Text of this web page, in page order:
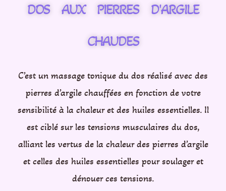
DOS AUX PIERRES D'ARGILE
CHAUDES
C’est un massage tonique du dos réalisé avec des
pierres d’argile chauffées en fonction de votre
sensibilité à la chaleur et des huiles essentielles. Il
est ciblé sur les tensions musculaires du dos,
alliant les vertus de la chaleur des pierres d’argile
et celles des huiles essentielles pour soulager et
dénouer ces tensions.